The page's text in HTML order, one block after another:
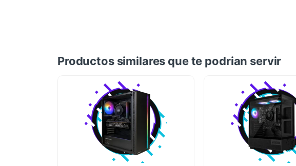
Productos similares que te podrian servir